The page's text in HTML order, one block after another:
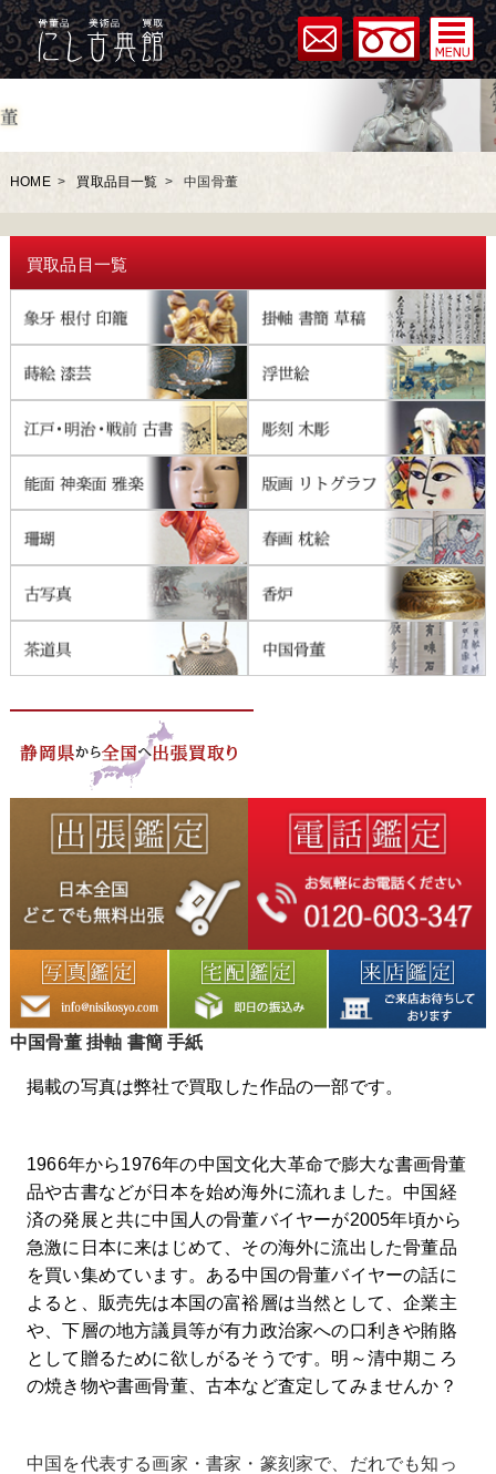
HOME> 買取品目一覧 > 中国骨董
買取品目一覧
中国骨董 掛軸 書簡 手紙
掲載の写真は弊社で買取した作品の一部です。
1966年から1976年の中国文化大革命で膨大な書画骨董
品や古書などが日本を始め海外に流れました。中国経
済の発展と共に中国人の骨董バイヤーが2005年頃から
急激に日本に来はじめて、その海外に流出した骨董品
を買い集めています。 ある中国の骨董バイヤーの話に
よると、販売先は本国の富裕層は当然として、企業主
や、下層の地方議員等が有力政治家への口利きや賄賂
として贈るために欲しがるそうです。 明～清中期ころ
の焼き物や書画骨董、古本など査定してみませんか？
中国を代表する画家・書家・篆刻家で、だれでも知っ